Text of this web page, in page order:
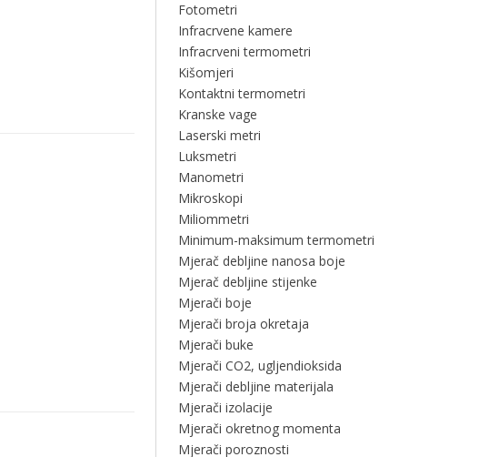
Fotometri
Infracrvene kamere
Infracrveni termometri
Kišomjeri
Kontaktni termometri
Kranske vage
Laserski metri
Luksmetri
Manometri
Mikroskopi
Miliommetri
Minimum-maksimum termometri
Mjerač debljine nanosa boje
Mjerač debljine stijenke
Mjerači boje
Mjerači broja okretaja
Mjerači buke
Mjerači CO2, ugljendioksida
Mjerači debljine materijala
Mjerači izolacije
Mjerači okretnog momenta
Mjerači poroznosti